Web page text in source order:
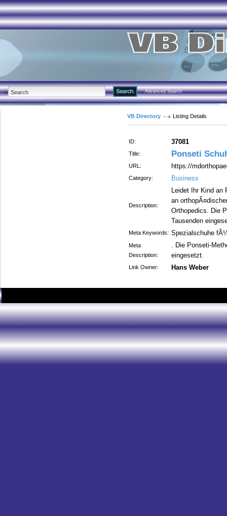
Advanced Search
VB Directory Listing Details
ID: 37081
Title: Ponseti
URL: https://
Category: Business
Description:
Leidet Ihr Kind an
an
Orthopedics. Die
Tausenden
Meta Keywords: Spezialschuhe
Meta
Description:
. Die Ponseti-
eingesetzt.
Link Owner: Hans Weber